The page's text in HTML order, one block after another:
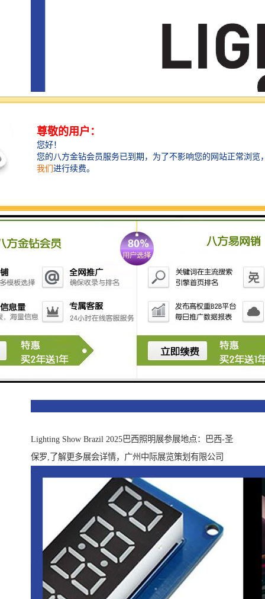
Lighting Show Brazil 2025巴西照明展参展地点：巴西-圣
保罗,了解更多展会详情，广州中际展览策划有限公司